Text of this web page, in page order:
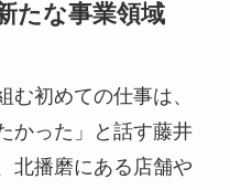
たな事業領域
む初めての仕事は、
かった」と話す藤井
北播磨にある店舗や